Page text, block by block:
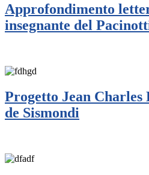
Approfondimento
insegnante del
Progetto Jean Charles
de Sismondi